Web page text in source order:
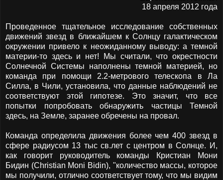
18 апреля 2012 года
Проведенное тщательное исследование собственных
движений звезд в ближайшем к Солнцу галактическом
окружении привело к неожиданному выводу: а темной
материи-то здесь и нет! Мы считали, что окрестности
Солнечной Системы наполнены темной материей, но
команда при помощи 2.2-метрового телескопа в Ла
Силла, в Чили, установила, что данные наблюдений не
соответствуют этой гипотезе. Это значит, что все
попытки попробовать обнаружить частицы Темной
здесь, на Земле, заранее обречены на провал.
Команда определила движения более чем 400 звезд в
сфере радиусом 13 тыс св.лет с центром в Солнце. И,
как говорит руководитель команды Кристиан Мони
Бидин (Christian Moni Bidin), "количество массы, которое
мы получили, отлично соответствует тому, что мы видим